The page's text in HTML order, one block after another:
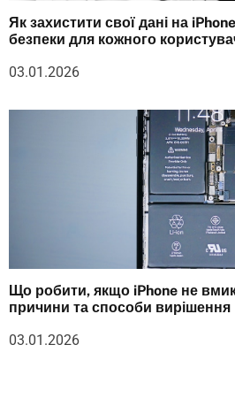
Як захистити свої дані на
безпеки для кожного
03.01.2026
Що робити, якщо iPhone не
причини та способи вирішення
03.01.2026